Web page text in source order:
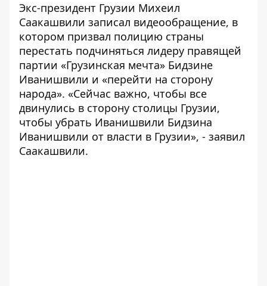
Экс-президент Грузии Михеил
Саакашвили записал видеообращение, в
котором призвал полицию страны
перестать подчиняться лидеру правящей
партии «Грузинская мечта» Бидзине
Иванишвили и «перейти на сторону
народа». «Сейчас важно, чтобы все
двинулись в сторону столицы Грузии,
чтобы убрать Иванишвили Бидзина
Иванишвили от власти в Грузии», - заявил
Саакашвили.